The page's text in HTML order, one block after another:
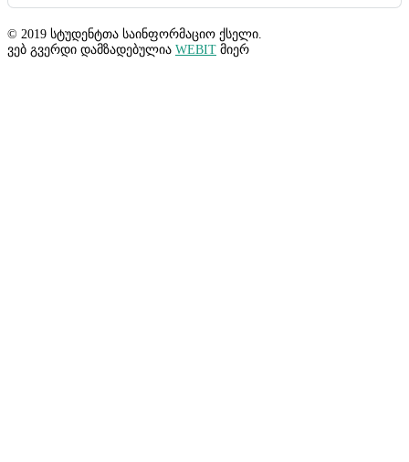
© 2019 სტუდენტთა საინფორმაციო ქსელი.
ვებ გვერდი დამზადებულია WEBIT მიერ